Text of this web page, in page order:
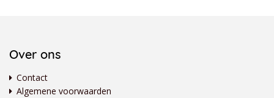
Over ons
Contact
Algemene voorwaarden